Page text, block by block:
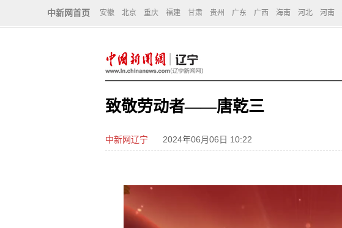
中新网首页 安徽 北京 重庆 福建 甘肃 贵州 广东 广西 海南 河北 河南
致敬劳动者——唐乾三
中新网辽宁 2024年06月06日 10:22